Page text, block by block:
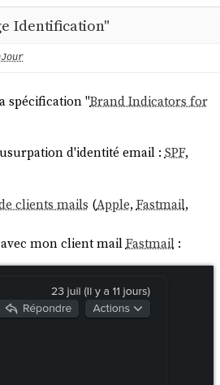
informations qui leur posent un
Identification"
spécification "Brand Indicators for
d'identité email :SPF,
clients mails (Apple, Fastmail,
avec mon client mailFastmail: